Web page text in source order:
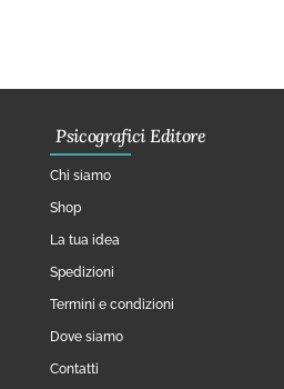
Psicografici Editore
Chi siamo
Shop
La tua idea
Spedizioni
Termini e condizioni
Dove siamo
Contatti